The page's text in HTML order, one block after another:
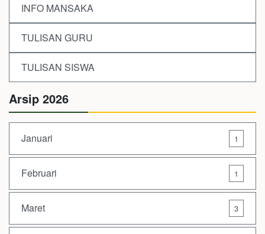
INFO MANSAKA
TULISAN GURU
TULISAN SISWA
Arsip 2026
Januari 1
Februari 1
Maret 3